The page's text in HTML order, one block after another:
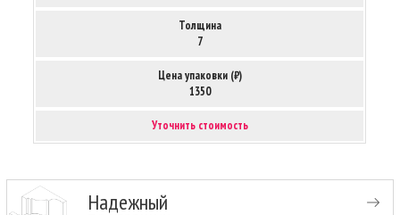
Толщина
7
Цена упаковки (₽)
1350
Уточнить стоимость
Надежный